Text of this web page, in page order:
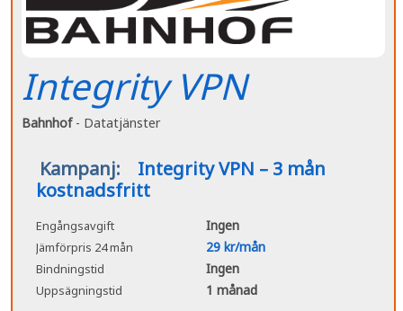
Integrity VPN
Bahnhof- Datatjänster
Kampanj:
Integrity VPN – 3 mån
kostnadsfritt
Engångsavgift Ingen
Jämförpris 24 mån 29 kr/mån
Bindningstid Ingen
Uppsägningstid 1 månad